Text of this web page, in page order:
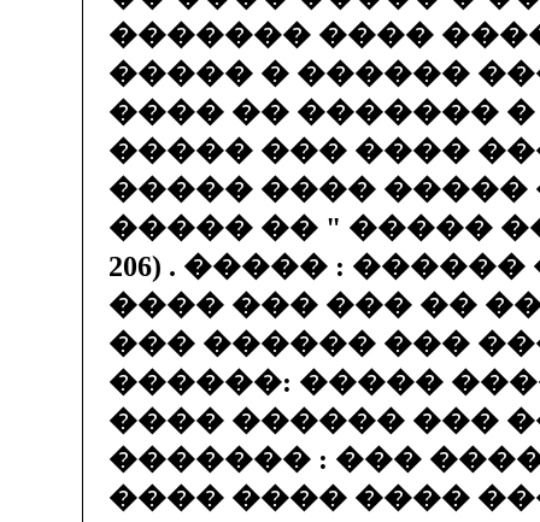
������� ����
����� � ������
���� �� �������
����� ��� ����
����� ���� �����
����� �� " �����
206) . ����� :
���� ��� ��� ��
��� ������ ���
������: �����
���� ������ ���
������� : ���
���� ���� ����